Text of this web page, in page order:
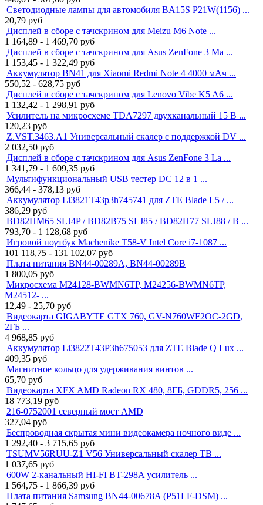
Светодиодные лампы для автомобиля BA15S P21W(1156) ...
20,79 руб
Дисплей в сборе с тачскрином для Meizu M6 Note ...
1 164,89 - 1 469,70 руб
Дисплей в сборе с тачскрином для Asus ZenFone 3 Ma ...
1 153,45 - 1 322,49 руб
Аккумулятор BN41 для Xiaomi Redmi Note 4 4000 мАч ...
550,52 - 628,75 руб
Дисплей в сборе с тачскрином для Lenovo Vibe K5 A6 ...
1 132,42 - 1 298,91 руб
Усилитель на микросхеме TDA7297 двухканальный 15 В ...
120,23 руб
Z.VST.3463.A1 Универсальный скалер с поддержкой DV ...
2 032,50 руб
Дисплей в сборе с тачскрином для Asus ZenFone 3 La ...
1 341,79 - 1 609,35 руб
Мультифункциональный USB тестер DC 12 в 1 ...
366,44 - 378,13 руб
Аккумулятор Li3821T43p3h745741 для ZTE Blade L5 / ...
386,29 руб
BD82HM65 SLJ4P / BD82B75 SLJ85 / BD82H77 SLJ88 / B ...
793,70 - 1 128,68 руб
Игровой ноутбук Machenike T58-V Intel Core i7-1087 ...
101 118,75 - 131 102,07 руб
Плата питания BN44-00289A, BN44-00289B
1 800,05 руб
Микросхема M24128-BWMN6TP, M24256-BWMN6TP,
M24512- ...
12,49 - 25,70 руб
Видеокарта GIGABYTE GTX 760, GV-N760WF2OC-2GD,
2ГБ ...
4 968,85 руб
Аккумулятор Li3822T43P3h675053 для ZTE Blade Q Lux ...
409,35 руб
Магнитное кольцо для удерживания винтов ...
65,70 руб
Видеокарта XFX AMD Radeon RX 480, 8ГБ, GDDR5, 256 ...
18 773,19 руб
216-0752001 северный мост AMD
327,04 руб
Беспроводная скрытая мини видеокамера ночного виде ...
1 292,40 - 3 715,65 руб
TSUMV56RUU-Z1 V56 Универсальный скалер ТВ ...
1 037,65 руб
600W 2-канальный HI-FI BT-298A усилитель ...
1 564,75 - 1 866,39 руб
Плата питания Samsung BN44-00678A (P51LF-DSM) ...